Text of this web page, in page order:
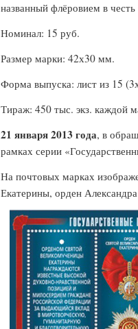
названный флёровием в
Номинал: 15 руб.
Размер марки: 42х30 мм.
Форма выпуска: лист из 15
Тираж: 450 тыс. экз. каждой
21 января 2013 года, в
рамках серии
На почтовых марках
Екатерины, орден